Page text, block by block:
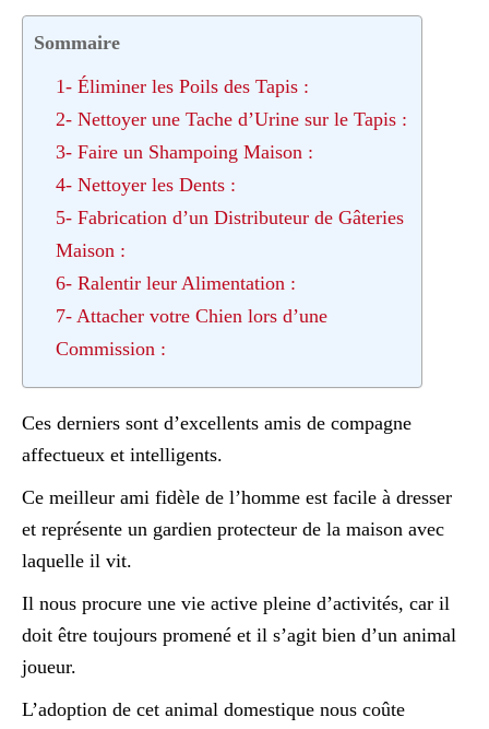
Sommaire
1- Éliminer les Poils des Tapis :
2- Nettoyer une Tache d’Urine sur le Tapis :
3- Faire un Shampoing Maison :
4- Nettoyer les Dents :
5- Fabrication d’un Distributeur de Gâteries
Maison :
6- Ralentir leur Alimentation :
7- Attacher votre Chien lors d’une
Commission :
Ces derniers sont d’excellents amis de compagne
affectueux et intelligents.
Ce meilleur ami fidèle de l’homme est facile à dresser
et représente un gardien protecteur de la maison avec
laquelle il vit.
Il nous procure une vie active pleine d’activités, car il
doit être toujours promené et il s’agit bien d’un animal
joueur.
L’adoption de cet animal domestique nous coûte